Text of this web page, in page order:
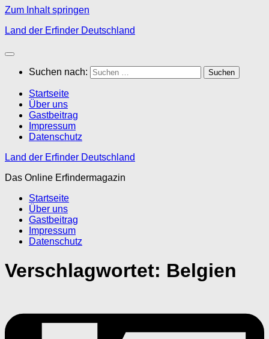
Zum Inhalt springen
Land der Erfinder Deutschland
Suchen nach:
Startseite
Über uns
Gastbeitrag
Impressum
Datenschutz
Land der Erfinder Deutschland
Das Online Erfindermagazin
Startseite
Über uns
Gastbeitrag
Impressum
Datenschutz
Verschlagwortet: Belgien